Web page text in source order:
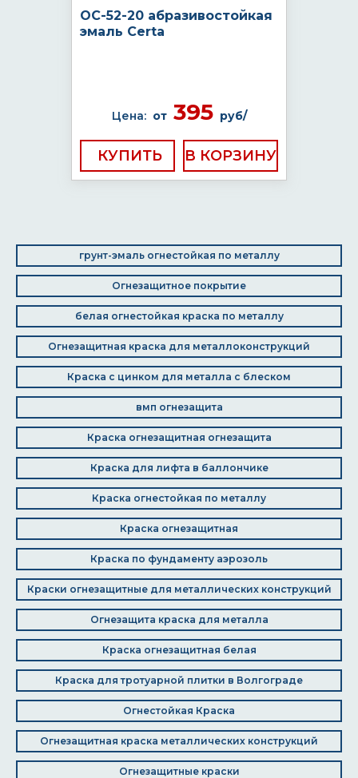
ОС-52-20 абразивостойкая
эмаль Certa
Цена: от395 руб/
КУПИТЬ
грунт-эмаль огнестойкая по металлу
Огнезащитное покрытие
белая огнестойкая краска по металлу
Огнезащитная краска для металлоконструкций
Краска с цинком для металла с блеском
вмп огнезащита
Краска огнезащитная огнезащита
Краска для лифта в баллончике
Краска огнестойкая по металлу
Краска огнезащитная
Краска по фундаменту аэрозоль
Краски огнезащитные для металлических конструкций
Огнезащита краска для металла
Краска огнезащитная белая
Краска для тротуарной плитки в Волгограде
Огнестойкая Краска
Огнезащитная краска металлических конструкций
Огнезащитные краски